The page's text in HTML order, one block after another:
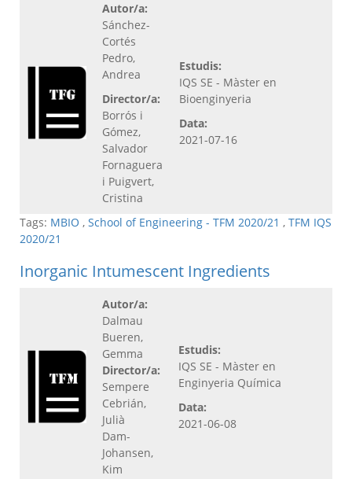
Autor/a:
Sánchez-
Cortés
Pedro,
Andrea
Director/a:
Borrós i
Gómez,
Salvador
Fornaguera
i Puigvert,
Cristina
Estudis:
IQS SE - Màster en
Bioenginyeria
Data:
2021-07-16
Tags: MBIO , School of Engineering - TFM 2020/21 , TFM IQS
2020/21
Inorganic Intumescent Ingredients
Autor/a:
Dalmau
Bueren,
Gemma
Director/a:
Sempere
Cebrián,
Julià
Dam-
Johansen,
Kim
Estudis:
IQS SE - Màster en
Enginyeria Química
Data:
2021-06-08